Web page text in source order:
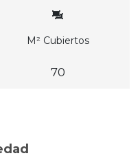
M² Cubiertos
70